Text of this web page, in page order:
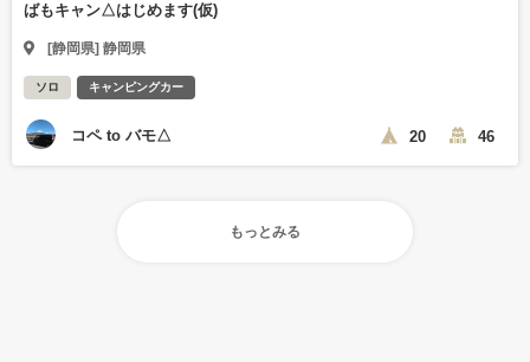
ばもキャン△はじめます(仮)
[静岡県] 静岡県
ソロ キャンピングカー
コペ to バモ△ 20 46
もっとみる